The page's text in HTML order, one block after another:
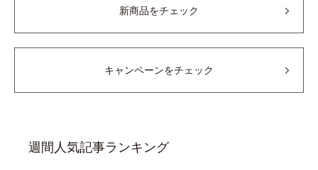
新商品をチェック
キャンペーンをチェック
週間人気記事ランキング